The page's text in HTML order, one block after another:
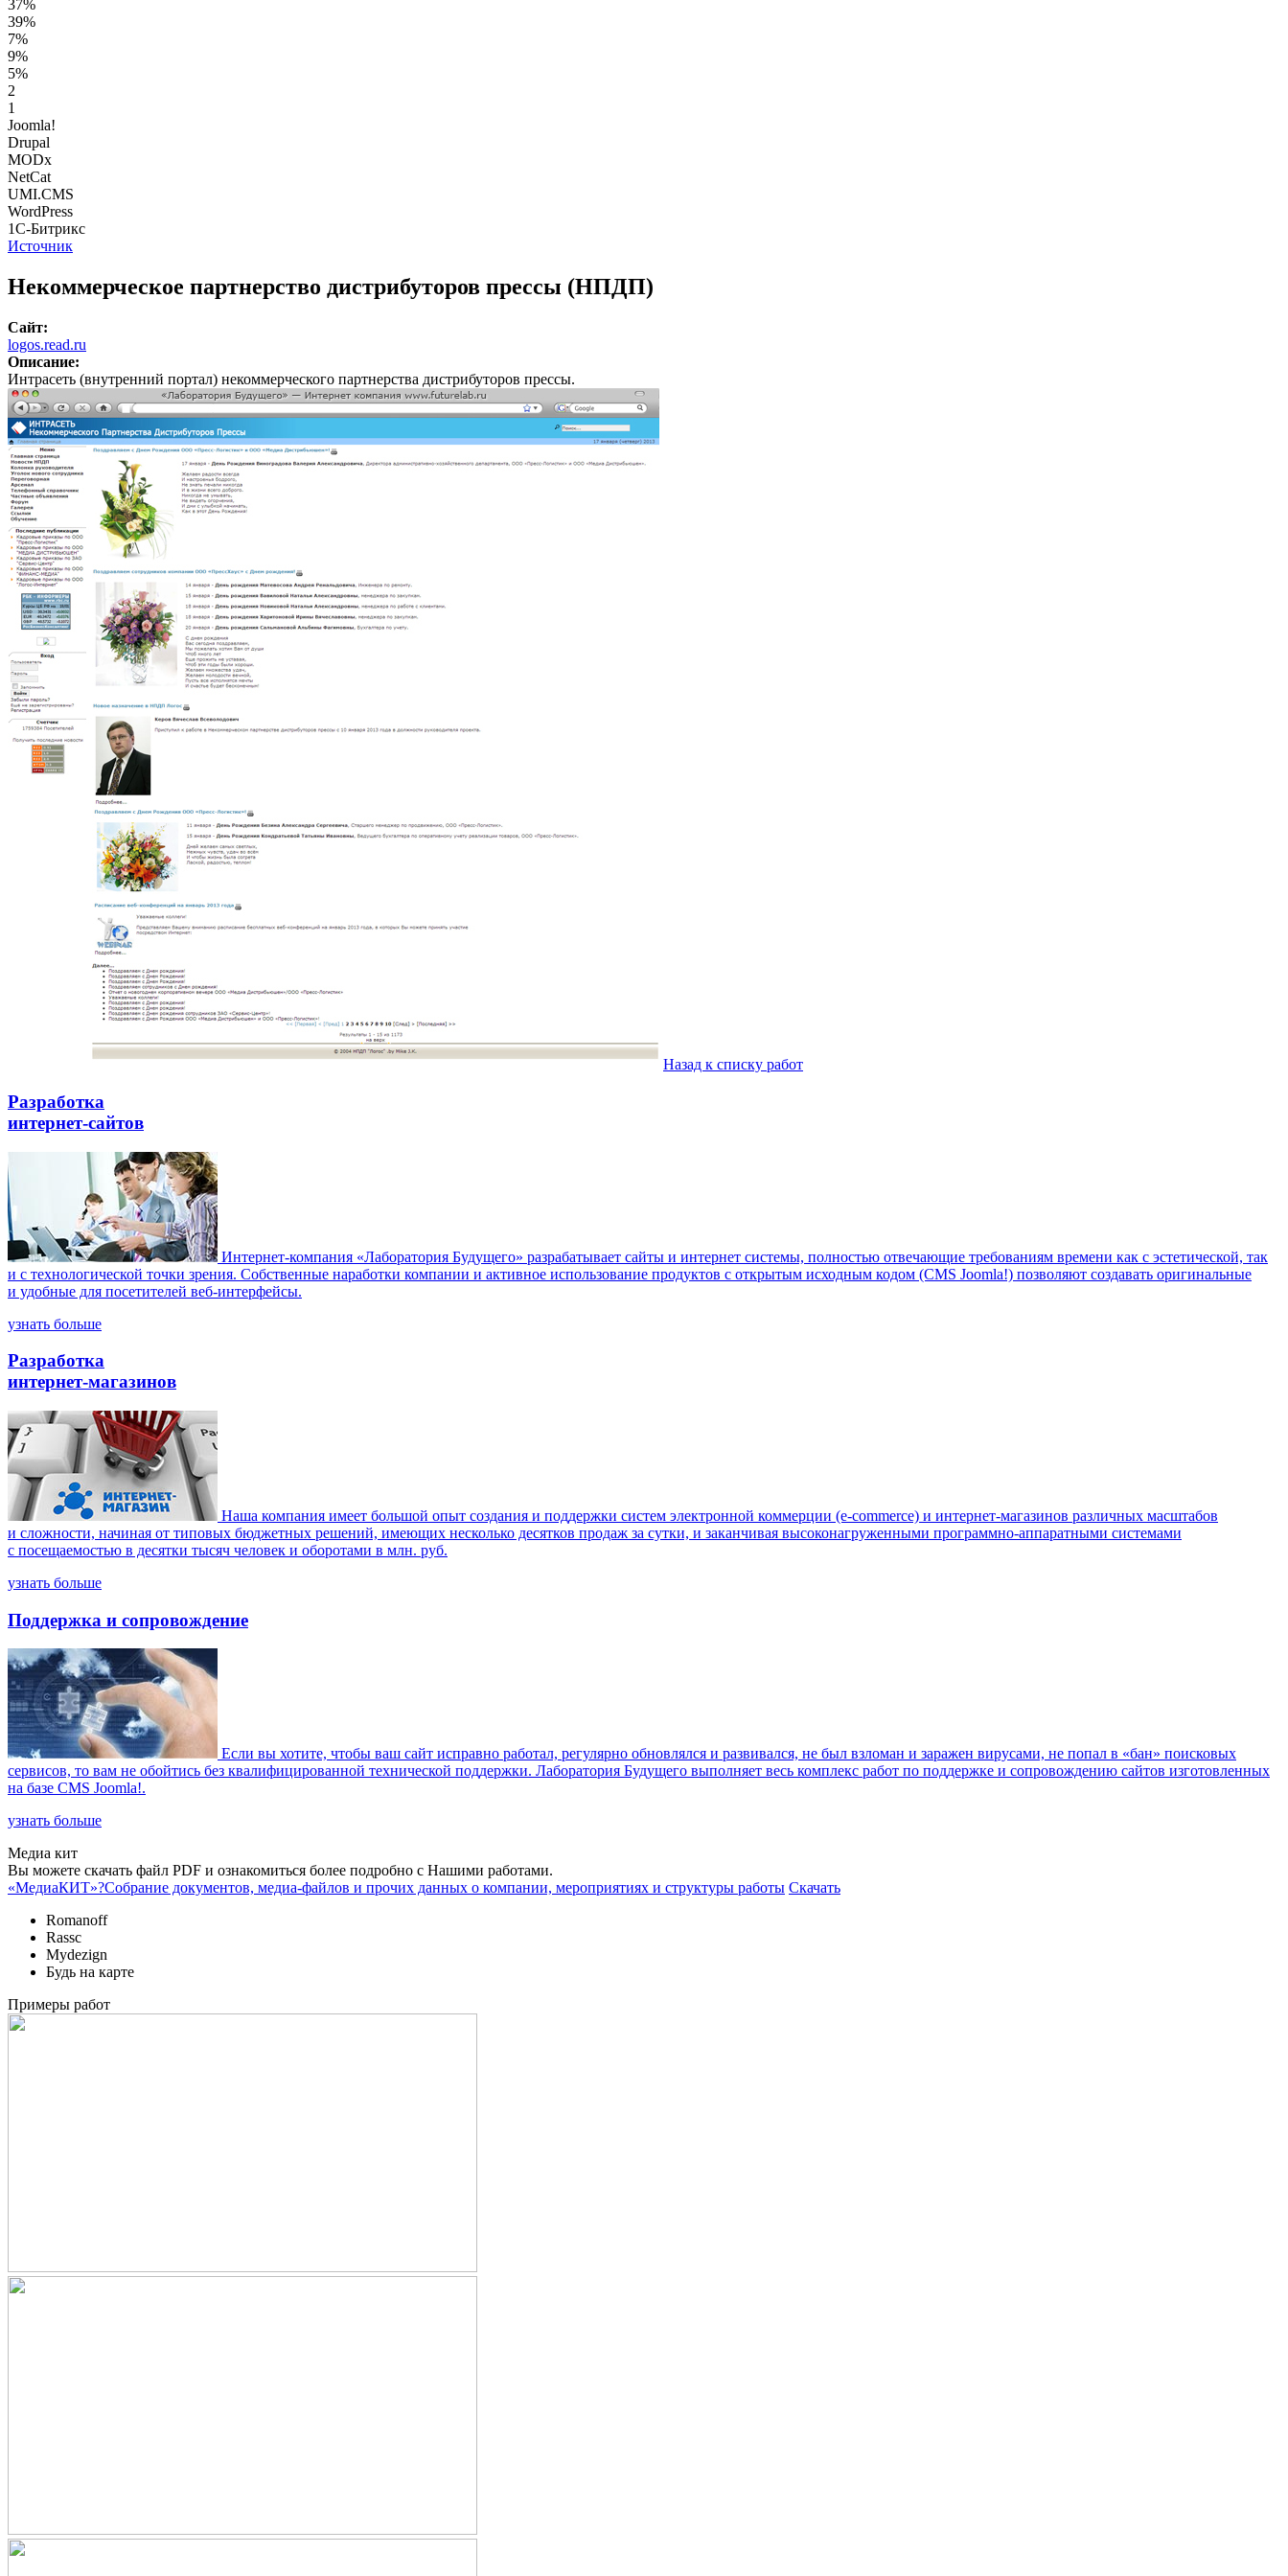
37%
39%
7%
9%
5%
2
1
Joomla!
Drupal
MODx
NetCat
UMI.CMS
WordPress
1С-Битрикс
Источник
Некоммерческое партнерство дистрибуторов прессы (НПДП)
Сайт:
logos.read.ru
Описание:
Интрасеть (внутренний портал) некоммерческого партнерства дистрибуторов прессы.
Назад к списку работ
Разработка
интернет-сайтов
Интернет-компания «Лаборатория Будущего» разрабатывает сайты и интернет системы, полностью отвечающие требованиям времени как с эстетической, так
и с технологической точки зрения. Собственные наработки компании и активное использование продуктов с открытым исходным кодом (CMS Joomla!) позволяют создавать оригинальные
и удобные для посетителей веб-интерфейсы.
узнать больше
Разработка
интернет-магазинов
Наша компания имеет большой опыт создания и поддержки систем электронной коммерции (e-commerce) и интернет-магазинов различных масштабов
и сложности, начиная от типовых бюджетных решений, имеющих несколько десятков продаж за сутки, и заканчивая высоконагруженными программно-аппаратными системами
с посещаемостью в десятки тысяч человек и оборотами в млн. руб.
узнать больше
Поддержка и сопровождение
Если вы хотите, чтобы ваш сайт исправно работал, регулярно обновлялся и развивался, не был взломан и заражен вирусами, не попал в «бан» поисковых
сервисов, то вам не обойтись без квалифицированной технической поддержки. Лаборатория Будущего выполняет весь комплекс работ по поддержке и сопровождению сайтов изготовленных
на базе CMS Joomla!.
узнать больше
Медиа кит
Вы можете скачать файл PDF и ознакомиться более подробно с Нашими работами.
«МедиаКИТ»?Собрание документов, медиа-файлов и прочих данных о компании, мероприятиях и структуры работы Скачать
Romanoff
Rassc
Mydezign
Будь на карте
Примеры работ